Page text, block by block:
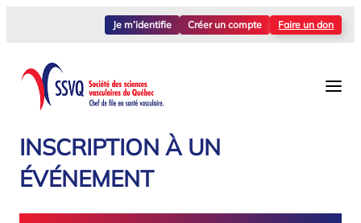
Je m’identifie Créer un compte Faire un don
INSCRIPTION À UN
ÉVÉNEMENT